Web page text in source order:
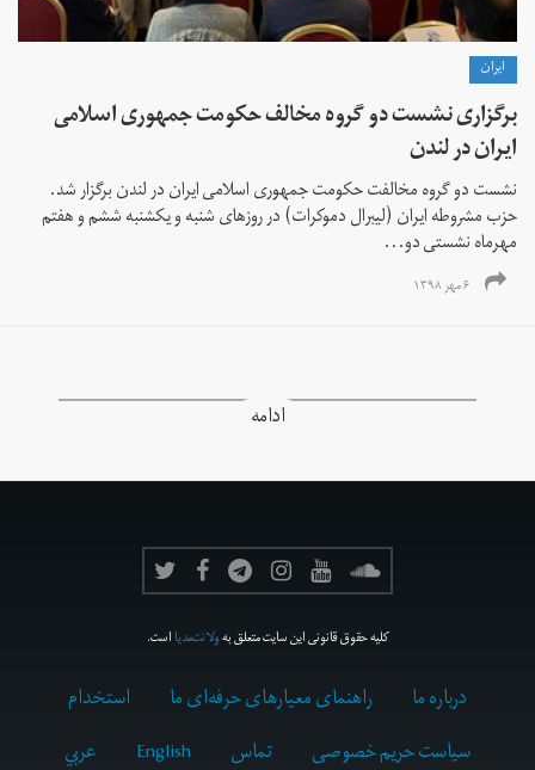
ايران
برگزاری نشست دو گروه مخالف حکومت جمهوری اسلامی
ایران در لندن
نشست دو گروه مخالفت حکومت جمهوری اسلامی ایران در لندن برگزار شد.
حزب مشروطه ایران (لیبرال دموکرات) در روزهای شنبه و یکشنبه ششم و هفتم
مهرماه نشستی دو...
۶ مهر ۱۳۹۸
ادامه
کلیه حقوق قانونی این سایت متعلق بهولانت‌مدیااست.
درباره ما راهنمای معیارهای حرفه‌ای ما
استخدام
سیاست حریم خصوصی
تماس English عربي